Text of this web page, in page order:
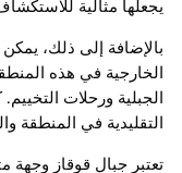
يجعلها مثالية
بالإضافة إلى ذلك، يمكن
الخارجية في هذه
الجبلية ورحلات
التقليدية في المنطقة
تعتبر جبال قوقاز وجهة